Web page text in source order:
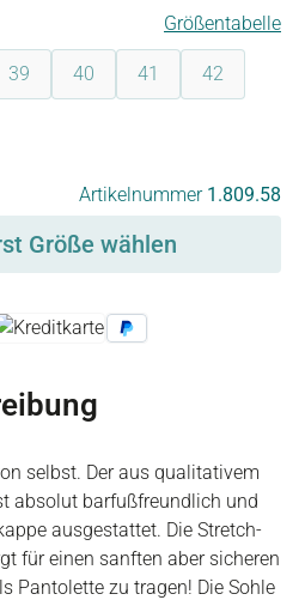
Größentabelle
zurzeit nicht verfügbar.)
39(Diese Option ist zurzeit nicht
40(Diese Option ist zurzeit nicht
41(Diese Option ist
42(Diese
verfügbar.)
Artikelnummer 1.809.58
Größe wählen
selbst. Der aus qualitativem
absolut barfußfreundlich und
ausgestattet. Die Stretch-
für einen sanften aber sicheren
Pantolette zu tragen! Die Sohle